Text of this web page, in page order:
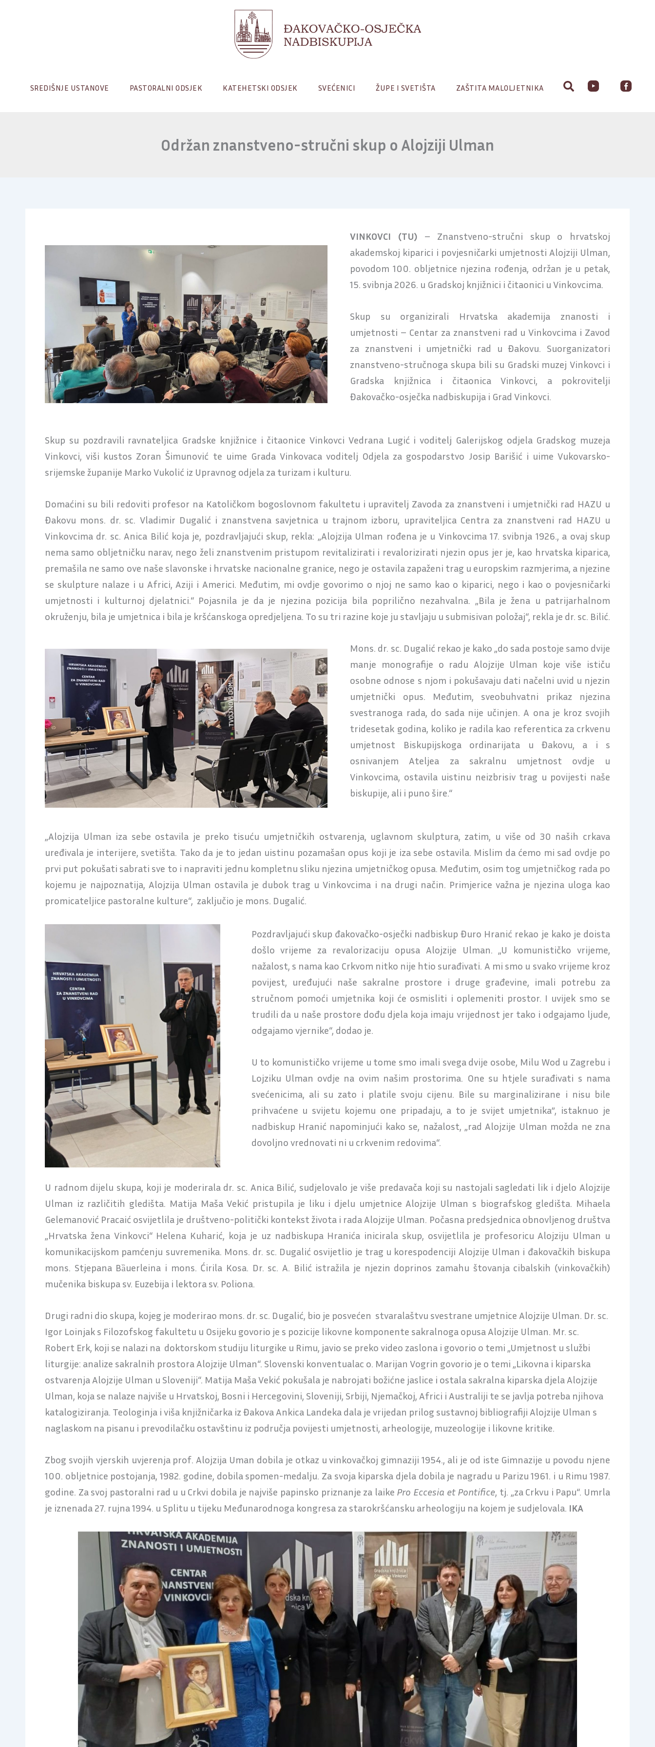
SREDIŠNJE USTANOVE PASTORALNI ODSJEK KATEHETSKI ODSJEK SVEĆENICI ŽUPE I SVETIŠTA ZAŠTITA MALOLJETNIKA
Održan znanstveno-stručni skup o Alojziji Ulman
VINKOVCI (TU) – Znanstveno-stručni skup o hrvatskoj
akademskoj kiparici i povjesničarki umjetnosti Alojziji Ulman,
povodom 100. obljetnice njezina rođenja, održan je u petak,
15. svibnja 2026. u Gradskoj knjižnici i čitaonici u Vinkovcima.
Skup su organizirali Hrvatska akademija znanosti i
umjetnosti – Centar za znanstveni rad u Vinkovcima i Zavod
za znanstveni i umjetnički rad u Đakovu. Suorganizatori
znanstveno-stručnoga skupa bili su Gradski muzej Vinkovci i
Gradska knjižnica i čitaonica Vinkovci, a pokrovitelji
Đakovačko-osječka nadbiskupija i Grad Vinkovci.
Skup su pozdravili ravnateljica Gradske knjižnice i čitaonice Vinkovci Vedrana Lugić i voditelj Galerijskog odjela Gradskog muzeja
Vinkovci, viši kustos Zoran Šimunović te uime Grada Vinkovaca voditelj Odjela za gospodarstvo Josip Barišić i uime Vukovarsko-
srijemske županije Marko Vukolić iz Upravnog odjela za turizam i kulturu.
Domaćini su bili redoviti profesor na Katoličkom bogoslovnom fakultetu i upravitelj Zavoda za znanstveni i umjetnički rad HAZU u
Đakovu mons. dr. sc. Vladimir Dugalić i znanstvena savjetnica u trajnom izboru, upraviteljica Centra za znanstveni rad HAZU u
Vinkovcima dr. sc. Anica Bilić koja je, pozdravljajući skup, rekla: „Alojzija Ulman rođena je u Vinkovcima 17. svibnja 1926., a ovaj skup
nema samo obljetničku narav, nego želi znanstvenim pristupom revitalizirati i revalorizirati njezin opus jer je, kao hrvatska kiparica,
premašila ne samo ove naše slavonske i hrvatske nacionalne granice, nego je ostavila zapaženi trag u europskim razmjerima, a njezine
se skulpture nalaze i u Africi, Aziji i Americi. Međutim, mi ovdje govorimo o njoj ne samo kao o kiparici, nego i kao o povjesničarki
umjetnosti i kulturnoj djelatnici.“ Pojasnila je da je njezina pozicija bila poprilično nezahvalna. „Bila je žena u patrijarhalnom
okruženju, bila je umjetnica i bila je kršćanskoga opredjeljena. To su tri razine koje ju stavljaju u submisivan položaj“, rekla je dr. sc. Bilić.
Mons. dr. sc. Dugalić rekao je kako „do sada postoje samo dvije
manje monografije o radu Alojzije Ulman koje više ističu
osobne odnose s njom i pokušavaju dati načelni uvid u njezin
umjetnički opus. Međutim, sveobuhvatni prikaz njezina
svestranoga rada, do sada nije učinjen. A ona je kroz svojih
tridesetak godina, koliko je radila kao referentica za crkvenu
umjetnost Biskupijskoga ordinarijata u Đakovu, a i s
osnivanjem Ateljea za sakralnu umjetnost ovdje u
Vinkovcima, ostavila uistinu neizbrisiv trag u povijesti naše
biskupije, ali i puno šire.“
„Alojzija Ulman iza sebe ostavila je preko tisuću umjetničkih ostvarenja, uglavnom skulptura, zatim, u više od 30 naših crkava
uređivala je interijere, svetišta. Tako da je to jedan uistinu pozamašan opus koji je iza sebe ostavila. Mislim da ćemo mi sad ovdje po
prvi put pokušati sabrati sve to i napraviti jednu kompletnu sliku njezina umjetničkog opusa. Međutim, osim tog umjetničkog rada po
kojemu je najpoznatija, Alojzija Ulman ostavila je dubok trag u Vinkovcima i na drugi način. Primjerice važna je njezina uloga kao
promicateljice pastoralne kulture“, zaključio je mons. Dugalić.
Pozdravljajući skup đakovačko-osječki nadbiskup Đuro Hranić rekao je kako je doista
došlo vrijeme za revalorizaciju opusa Alojzije Ulman. „U komunističko vrijeme,
nažalost, s nama kao Crkvom nitko nije htio surađivati. A mi smo u svako vrijeme kroz
povijest, uređujući naše sakralne prostore i druge građevine, imali potrebu za
stručnom pomoći umjetnika koji će osmisliti i oplemeniti prostor. I uvijek smo se
trudili da u naše prostore dođu djela koja imaju vrijednost jer tako i odgajamo ljude,
odgajamo vjernike“, dodao je.
U to komunističko vrijeme u tome smo imali svega dvije osobe, Milu Wod u Zagrebu i
Lojziku Ulman ovdje na ovim našim prostorima. One su htjele surađivati s nama
svećenicima, ali su zato i platile svoju cijenu. Bile su marginalizirane i nisu bile
prihvaćene u svijetu kojemu one pripadaju, a to je svijet umjetnika”, istaknuo je
nadbiskup Hranić napominjući kako se, nažalost, „rad Alojzije Ulman možda ne zna
dovoljno vrednovati ni u crkvenim redovima“.
U radnom dijelu skupa, koji je moderirala dr. sc. Anica Bilić, sudjelovalo je više predavača koji su nastojali sagledati lik i djelo Alojzije
Ulman iz različitih gledišta. Matija Maša Vekić pristupila je liku i djelu umjetnice Alojzije Ulman s biografskog gledišta. Mihaela
Gelemanović Pracaić osvijetlila je društveno-politički kontekst života i rada Alojzije Ulman. Počasna predsjednica obnovljenog društva
„Hrvatska žena Vinkovci“ Helena Kuharić, koja je uz nadbiskupa Hranića inicirala skup, osvijetlila je profesoricu Alojziju Ulman u
komunikacijskom pamćenju suvremenika. Mons. dr. sc. Dugalić osvijetlio je trag u korespodenciji Alojzije Ulman i đakovačkih biskupa
mons. Stjepana Bȁuerleina i mons. Ćirila Kosa. Dr. sc. A. Bilić istražila je njezin doprinos zamahu štovanja cibalskih (vinkovačkih)
mučenika biskupa sv. Euzebija i lektora sv. Poliona.
Drugi radni dio skupa, kojeg je moderirao mons. dr. sc. Dugalić, bio je posvećen stvaralaštvu svestrane umjetnice Alojzije Ulman. Dr. sc.
Igor Loinjak s Filozofskog fakultetu u Osijeku govorio je s pozicije likovne komponente sakralnoga opusa Alojzije Ulman. Mr. sc.
Robert Erk, koji se nalazi na doktorskom studiju liturgike u Rimu, javio se preko video zaslona i govorio o temi „Umjetnost u službi
liturgije: analize sakralnih prostora Alojzije Ulman“. Slovenski konventualac o. Marijan Vogrin govorio je o temi „Likovna i kiparska
ostvarenja Alojzije Ulman u Sloveniji“. Matija Maša Vekić pokušala je nabrojati božićne jaslice i ostala sakralna kiparska djela Alojzije
Ulman, koja se nalaze najviše u Hrvatskoj, Bosni i Hercegovini, Sloveniji, Srbiji, Njemačkoj, Africi i Australiji te se javlja potreba njihova
katalogiziranja. Teologinja i viša knjižničarka iz Đakova Ankica Landeka dala je vrijedan prilog sustavnoj bibliografiji Alojzije Ulman s
naglaskom na pisanu i prevodilačku ostavštinu iz područja povijesti umjetnosti, arheologije, muzeologije i likovne kritike.
Zbog svojih vjerskih uvjerenja prof. Alojzija Uman dobila je otkaz u vinkovačkoj gimnaziji 1954., ali je od iste Gimnazije u povodu njene
100. obljetnice postojanja, 1982. godine, dobila spomen-medalju. Za svoja kiparska djela dobila je nagradu u Parizu 1961. i u Rimu 1987.
godine. Za svoj pastoralni rad u u Crkvi dobila je najviše papinsko priznanje za laike Pro Eccesia et Pontifice, tj. „za Crkvu i Papu“. Umrla
je iznenada 27. rujna 1994. u Splitu u tijeku Međunarodnoga kongresa za starokršćansku arheologiju na kojem je sudjelovala. IKA